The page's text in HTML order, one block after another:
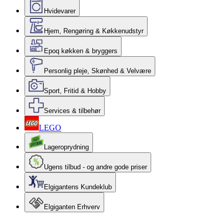
Hvidevarer
Hjem, Rengøring & Køkkenudstyr
Epoq køkken & bryggers
Personlig pleje, Skønhed & Velvære
Sport, Fritid & Hobby
Services & tilbehør
LEGO
Lageroprydning
Ugens tilbud - og andre gode priser
Elgigantens Kundeklub
Elgiganten Erhverv